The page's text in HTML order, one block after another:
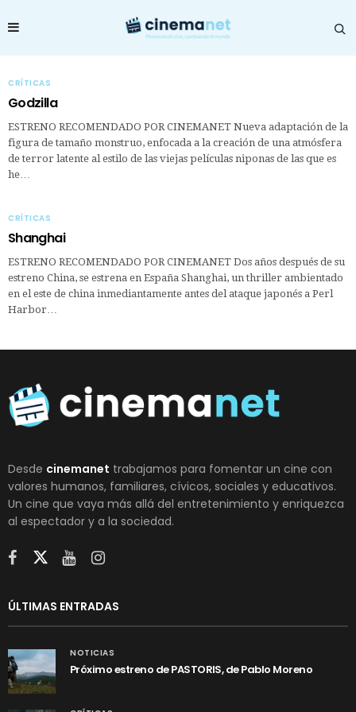
CRÍTICAS
Godzilla
ESTRENO RECOMENDADO POR CINEMANET Nueva adaptación de la
figura de tamaño monstruo, enfocada a la creación de una atmósfera
de terror latente al estilo de las viejas películas niponas de las que es
he…
CRÍTICAS
Shanghai
ESTRENO RECOMENDADO POR CINEMANET Dos años después de su
estreno China, se estrena en España Shanghai, un thriller ambientado
en el este de china inmediantamente antes del ataque japonés a Perl
Harbor…
Desde cinemanet trabajamos para fomentar un cine con
valores humanos, familiares, cívicos, sociales y educativos.
Un cine que vaya más allá del entretenimiento y enriquezca
al espectador y a la sociedad.
ÚLTIMAS ENTRADAS
NOTICIAS
Próximo estreno de PASTORIS, de Pablo Moreno